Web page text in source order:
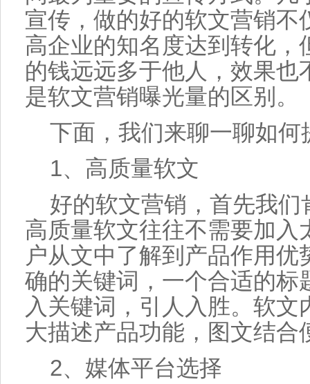
宣传，做的好的软文营销
高企业的知名度达到转化
的钱远远多于他人，效果
是软文营销曝光量的区别。
下面，我们来聊一聊如
1、高质量软文
好的软文营销，首先我
高质量软文往往不需要加
户从文中了解到产品作用
确的关键词，一个合适的
入关键词，引人入胜。软
大描述产品功能，图文结合
2、媒体平台选择